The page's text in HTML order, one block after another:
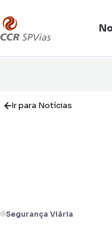
Ir para Notícias
Segurança Viária